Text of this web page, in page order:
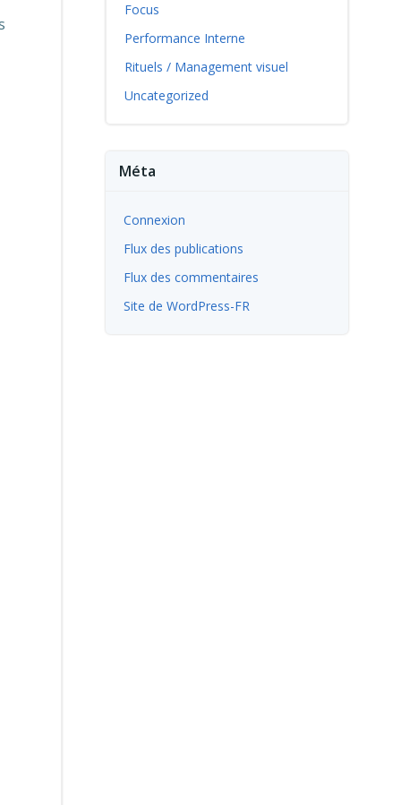
Focus
Performance Interne
Rituels / Management visuel
Uncategorized
Méta
Connexion
Flux des publications
Flux des commentaires
Site de WordPress-FR